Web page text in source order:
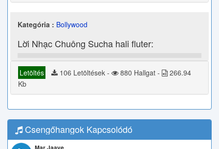
Kategória : Bollywood
Lời Nhạc Chuông Sucha hali fluter:
Letöltés 106 Letöltések - 880 Hallgat -
266.94
Kb
Csengőhangok Kapcsolódó